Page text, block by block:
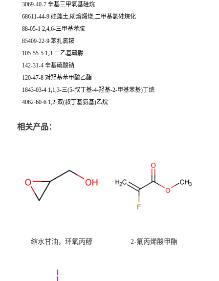
3069-40-7 辛基三甲氧基硅烷
68611-44-9 硅藻土,助熔煅烧,二甲基氯硅烷化
88-05-1 2,4,6-三甲基苯胺
85409-22-9 苯扎氯铵
105-55-5 1,3-二乙基硫脲
142-31-4 辛基硫酸钠
120-47-8 对羟基苯甲酸乙酯
1843-03-4 1,1,3-三(5-叔丁基-4-羟基-2-甲基苯基)丁烷
4062-60-6 1,2-双(叔丁基氨基)乙烷
相关产品：
缩水甘油，环氧丙醇 2-氟丙烯酸甲酯